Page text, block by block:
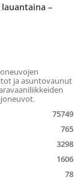
–
ja asuntovaunut
75749
765
3298
1606
78